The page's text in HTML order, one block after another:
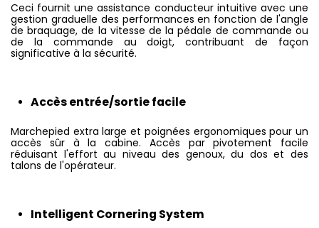
Ceci fournit une assistance conducteur intuitive avec une
gestion graduelle des performances en fonction de l'angle
de braquage, de la vitesse de la pédale de commande ou
de la commande au doigt, contribuant de façon
significative à la sécurité.
Accès entrée/sortie facile
Marchepied extra large et poignées ergonomiques pour un
accès sûr à la cabine. Accès par pivotement facile
réduisant l'effort au niveau des genoux, du dos et des
talons de l'opérateur.
Intelligent Cornering System